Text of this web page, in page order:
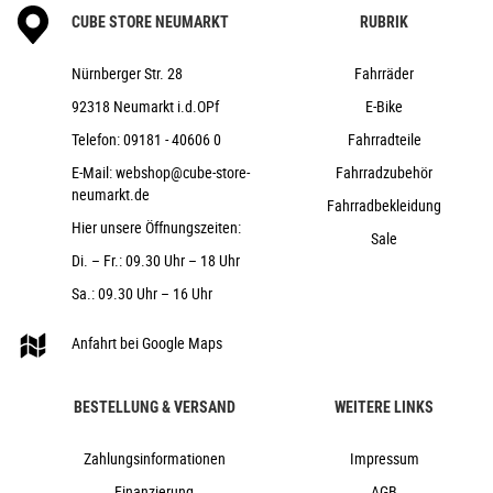
Cube
20-24", Fahrräder, Kinder & Jugend
Diamant
Scheibenbremsen hydraulisch
nein
Kinder
Aluminium
Kettenschaltung
CUBE STORE NEUMARKT
Nürnberger Str. 28
92318 Neumarkt i.d.OPf
Telefon:09181 - 40606 0
E-Mail:webshop@cube-store-
neumarkt.de
Hier unsere Öffnungszeiten:
Di. – Fr.: 09.30 Uhr – 18 Uhr
Sa.: 09.30 Uhr – 16 Uhr
Anfahrt bei Google Maps
RUBRIK
Fahrräder
E-Bike
Fahrradteile
Fahrradzubehör
Fahrradbekleidung
Sale
BESTELLUNG & VERSAND
Zahlungsinformationen
WEITERE LINKS
Impressum